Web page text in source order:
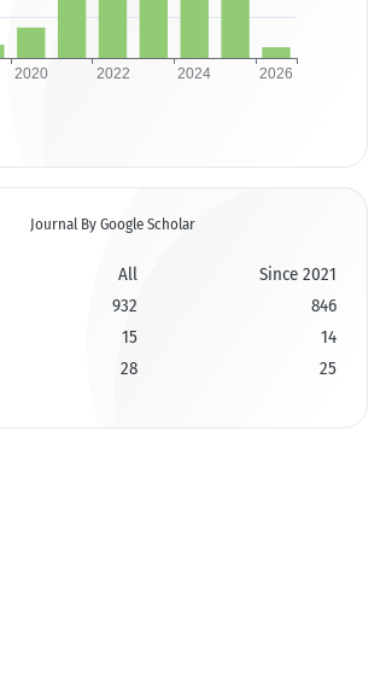
Journal By Google Scholar
All
Since 2021
932
846
15
14
28 25